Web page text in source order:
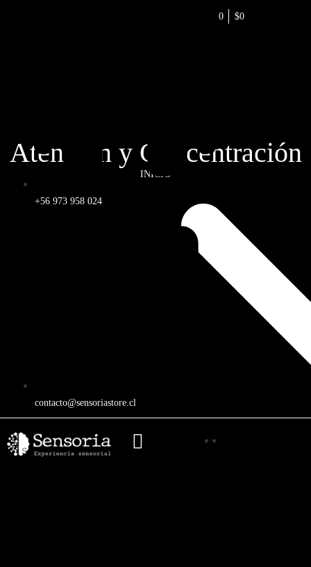
+56 973 958 024
contacto@sensoriastore.cl
0 $0
Atención y Concentración
INICIO